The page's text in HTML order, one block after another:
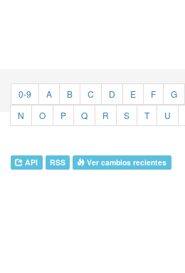
0-9 A B C D E F G
N
O P Q R S T U
API RSS Ver cambios recientes